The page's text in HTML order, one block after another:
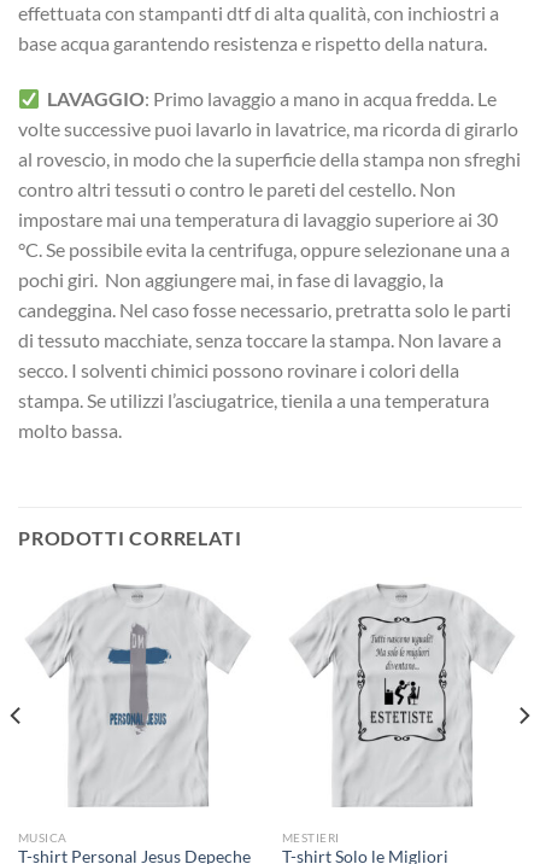
effettuata con stampanti dtf di alta qualità, con inchiostri a
base acqua garantendo resistenza e rispetto della natura.
LAVAGGIO: Primo lavaggio a mano in acqua fredda. Le
volte successive puoi lavarlo in lavatrice, ma ricorda di girarlo
al rovescio, in modo che la superficie della stampa non sfreghi
contro altri tessuti o contro le pareti del cestello. Non
impostare mai una temperatura di lavaggio superiore ai 30
°C. Se possibile evita la centrifuga, oppure selezionane una a
pochi giri. Non aggiungere mai, in fase di lavaggio, la
candeggina. Nel caso fosse necessario, pretratta solo le parti
di tessuto macchiate, senza toccare la stampa. Non lavare a
secco. I solventi chimici possono rovinare i colori della
stampa. Se utilizzi l’asciugatrice, tienila a una temperatura
molto bassa.
PRODOTTI CORRELATI
MUSICA
T-shirt Personal Jesus Depeche
MESTIERI
T-shirt Solo le Migliori